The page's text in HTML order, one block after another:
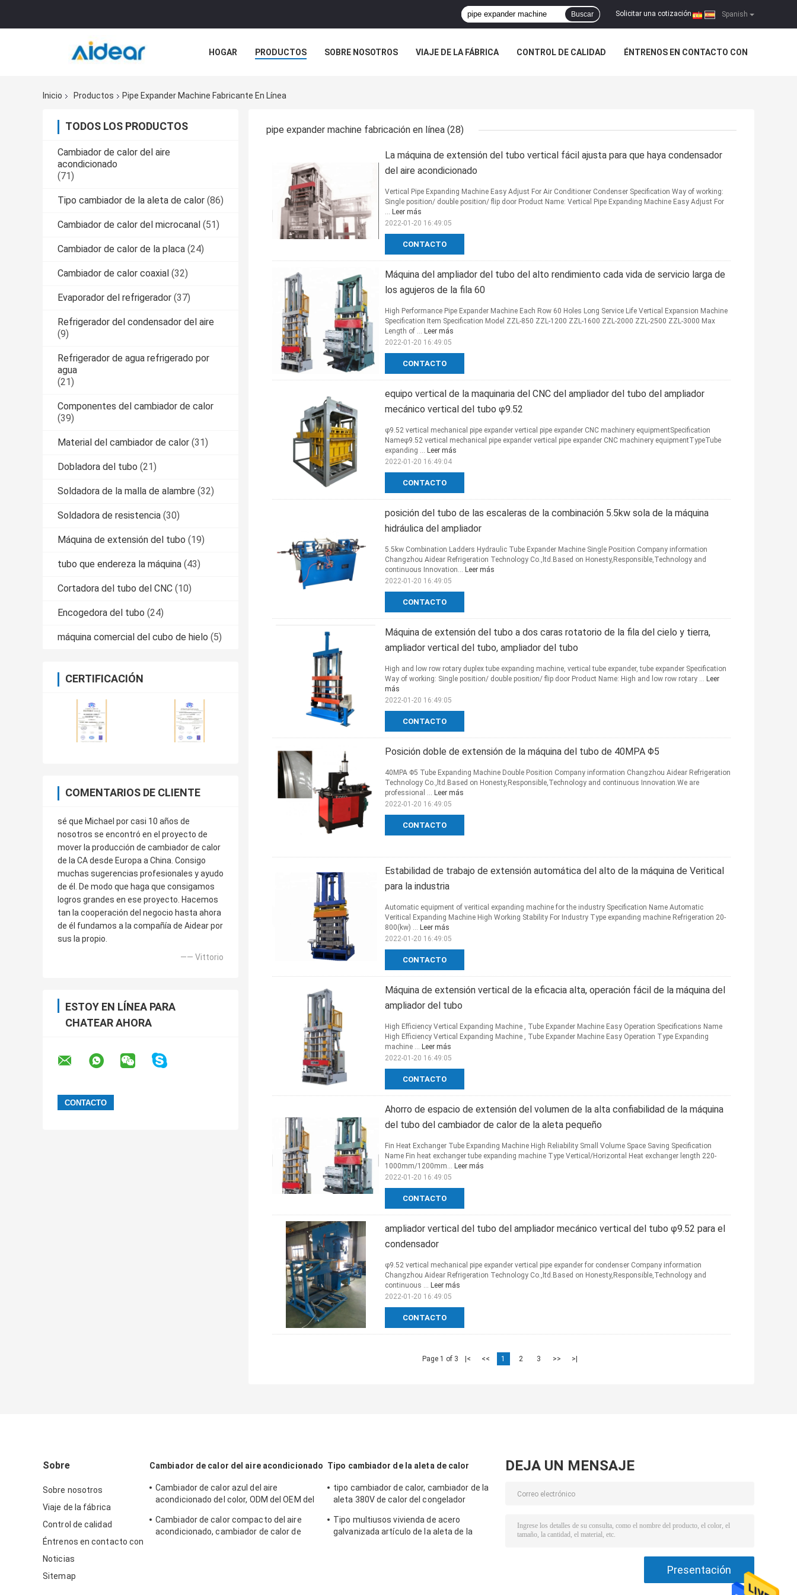
Spanish
Solicitar una cotización |
Buscar
HOGAR PRODUCTOS SOBRE NOSOTROS VIAJE DE LA FÁBRICA CONTROL DE CALIDAD ÉNTRENOS EN CONTACTO CON
Inicio
Productos Pipe Expander Machine Fabricante En Línea
TODOS LOS PRODUCTOS
Cambiador de calor del aire
acondicionado
(71)
Tipo cambiador de la aleta de calor (86)
Cambiador de calor del microcanal (51)
Cambiador de calor de la placa (24)
Cambiador de calor coaxial (32)
Evaporador del refrigerador (37)
Refrigerador del condensador del aire
(9)
Refrigerador de agua refrigerado por
agua
(21)
Componentes del cambiador de calor
(39)
Material del cambiador de calor (31)
Dobladora del tubo (21)
Soldadora de la malla de alambre (32)
Soldadora de resistencia (30)
Máquina de extensión del tubo (19)
tubo que endereza la máquina (43)
Cortadora del tubo del CNC (10)
Encogedora del tubo (24)
máquina comercial del cubo de hielo (5)
CERTIFICACIÓN
COMENTARIOS DE CLIENTE
sé que Michael por casi 10 años de
nosotros se encontró en el proyecto de
mover la producción de cambiador de calor
de la CA desde Europa a China. Consigo
muchas sugerencias profesionales y ayudo
de él. De modo que haga que consigamos
logros grandes en ese proyecto. Hacemos
tan la cooperación del negocio hasta ahora
de él fundamos a la compañía de Aidear por
sus la propio.
—— Vittorio
ESTOY EN LÍNEA PARA
CHATEAR AHORA
pipe expander machine fabricación en línea (28)
La máquina de extensión del tubo vertical fácil ajusta para que haya condensador
del aire acondicionado
CONTACTO
Vertical Pipe Expanding Machine Easy Adjust For Air Conditioner Condenser Specification Way of working:
Single position/ double position/ flip door Product Name: Vertical Pipe Expanding Machine Easy Adjust For
... Leer más
2022-01-20 16:49:05
Máquina del ampliador del tubo del alto rendimiento cada vida de servicio larga de
los agujeros de la fila 60
CONTACTO
High Performance Pipe Expander Machine Each Row 60 Holes Long Service Life Vertical Expansion Machine
Specification Item Specification Model ZZL-850 ZZL-1200 ZZL-1600 ZZL-2000 ZZL-2500 ZZL-3000 Max
Length of ... Leer más
2022-01-20 16:49:05
equipo vertical de la maquinaria del CNC del ampliador del tubo del ampliador
mecánico vertical del tubo φ9.52
CONTACTO
φ9.52 vertical mechanical pipe expander vertical pipe expander CNC machinery equipmentSpecification
Nameφ9.52 vertical mechanical pipe expander vertical pipe expander CNC machinery equipmentTypeTube
expanding ... Leer más
2022-01-20 16:49:04
posición del tubo de las escaleras de la combinación 5.5kw sola de la máquina
hidráulica del ampliador
CONTACTO
5.5kw Combination Ladders Hydraulic Tube Expander Machine Single Position Company information
Changzhou Aidear Refrigeration Technology Co.,ltd.Based on Honesty,Responsible,Technology and
continuous Innovation... Leer más
2022-01-20 16:49:05
Máquina de extensión del tubo a dos caras rotatorio de la fila del cielo y tierra,
ampliador vertical del tubo, ampliador del tubo
CONTACTO
High and low row rotary duplex tube expanding machine, vertical tube expander, tube expander Specification
Way of working: Single position/ double position/ flip door Product Name: High and low row rotary ... Leer
más
2022-01-20 16:49:05
Posición doble de extensión de la máquina del tubo de 40MPA Φ5
CONTACTO
40MPA Φ5 Tube Expanding Machine Double Position Company information Changzhou Aidear Refrigeration
Technology Co.,ltd.Based on Honesty,Responsible,Technology and continuous Innovation.We are
professional ... Leer más
2022-01-20 16:49:05
Estabilidad de trabajo de extensión automática del alto de la máquina de Veritical
para la industria
CONTACTO
Automatic equipment of veritical expanding machine for the industry Specification Name Automatic
Veritical Expanding Machine High Working Stability For Industry Type expanding machine Refrigeration 20-
800(kw) ... Leer más
2022-01-20 16:49:05
Máquina de extensión vertical de la eficacia alta, operación fácil de la máquina del
ampliador del tubo
CONTACTO
High Efficiency Vertical Expanding Machine , Tube Expander Machine Easy Operation Specifications Name
High Efficiency Vertical Expanding Machine , Tube Expander Machine Easy Operation Type Expanding
machine ... Leer más
2022-01-20 16:49:05
Ahorro de espacio de extensión del volumen de la alta confiabilidad de la máquina
del tubo del cambiador de calor de la aleta pequeño
CONTACTO
Fin Heat Exchanger Tube Expanding Machine High Reliability Small Volume Space Saving Specification
Name Fin heat exchanger tube expanding machine Type Vertical/Horizontal Heat exchanger length 220-
1000mm/1200mm... Leer más
2022-01-20 16:49:05
ampliador vertical del tubo del ampliador mecánico vertical del tubo φ9.52 para el
condensador
CONTACTO
φ9.52 vertical mechanical pipe expander vertical pipe expander for condenser Company information
Changzhou Aidear Refrigeration Technology Co.,ltd.Based on Honesty,Responsible,Technology and
continuous ... Leer más
2022-01-20 16:49:05
Page 1 of 3 |< << 1 2 3 >> >|
Sobre
Sobre nosotros
Viaje de la fábrica
Control de calidad
Éntrenos en contacto con
Noticias
Sitemap
Cambiador de calor del aire acondicionado
Cambiador de calor azul del aire
acondicionado del color, ODM del OEM del
Gasketed disponible
Cambiador de calor compacto del aire
acondicionado, cambiador de calor de
Tipo cambiador de la aleta de calor
tipo cambiador de calor, cambiador de la
aleta 380V de calor del congelador
Tipo multiusos vivienda de acero
galvanizada artículo de la aleta de la
DEJA UN MENSAJE